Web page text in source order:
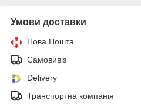
Умови доставки
Нова Пошта
Самовивіз
Delivery
Транспортна компанія